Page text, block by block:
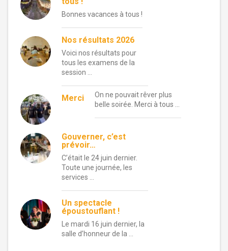
Bonnes vacances à tous !
Nos résultats 2026
Voici nos résultats pour
tous les examens de la
session …
Merci
On ne pouvait rêver plus
belle soirée. Merci à tous …
Gouverner, c’est
prévoir…
C’était le 24 juin dernier.
Toute une journée, les
services …
Un spectacle
époustouflant !
Le mardi 16 juin dernier, la
salle d’honneur de la …